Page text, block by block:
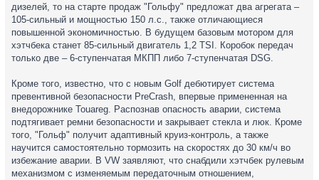
дизелей, то на старте продаж "Гольфу" предложат два агрегата –
105-сильный и мощностью 150 л.с., также отличающиеся
повышенной экономичностью. В будущем базовым мотором для
хэтчбека станет 85-сильный двигатель 1,2 TSI. Коробок передач
только две – 6-ступенчатая МКПП либо 7-ступенчатая DSG.
Кроме того, известно, что с новым Golf дебютирует система
превентивной безопасности PreCrash, впервые примененная на
внедорожнике Touareg. Распознав опасность аварии, система
подтягивает ремни безопасности и закрывает стекла и люк. Кроме
того, "Гольф" получит адаптивный круиз-контроль, а также
научится самостоятельно тормозить на скоростях до 30 км/ч во
избежание аварии. В VW заявляют, что снабдили хэтчбек рулевым
механизмом с изменяемым передаточным отношением,